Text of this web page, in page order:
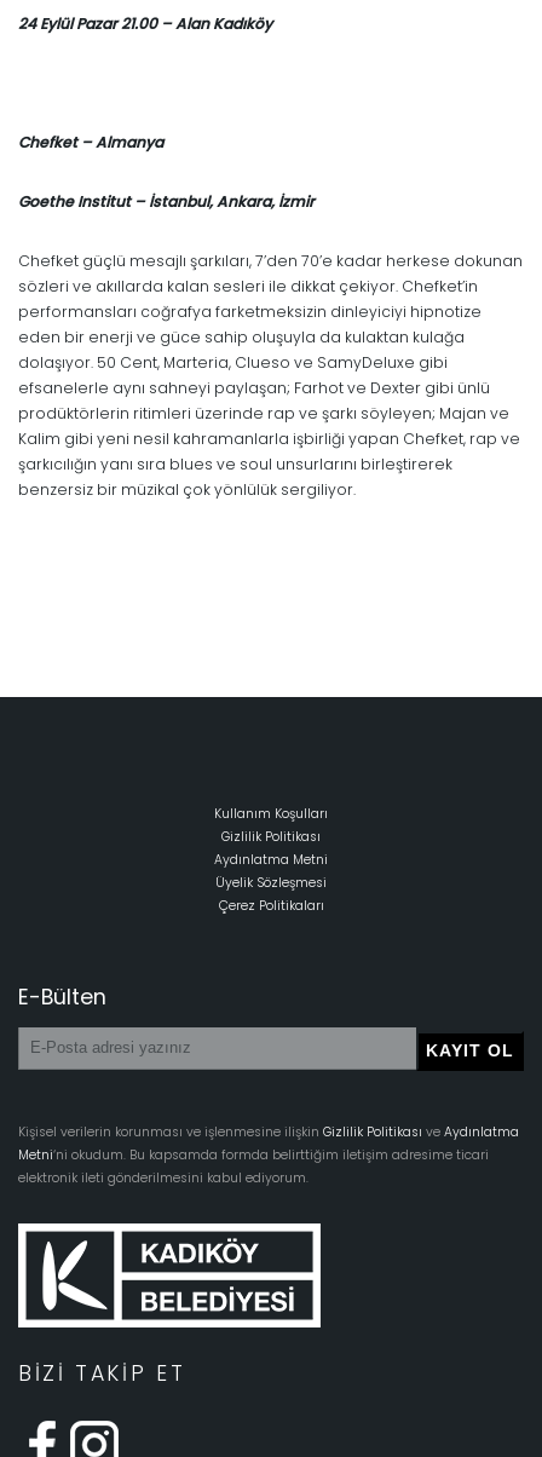
24 Eylül Pazar 21.00 – Alan Kadıköy
Chefket – Almanya
Goethe Institut – İstanbul, Ankara, İzmir
Chefket güçlü mesajlı şarkıları, 7’den 70’e kadar herkese dokunan
sözleri ve akıllarda kalan sesleri ile dikkat çekiyor. Chefket’in
performansları coğrafya farketmeksizin dinleyiciyi hipnotize
eden bir enerji ve güce sahip oluşuyla da kulaktan kulağa
dolaşıyor. 50 Cent, Marteria, Clueso ve SamyDeluxe gibi
efsanelerle aynı sahneyi paylaşan; Farhot ve Dexter gibi ünlü
prodüktörlerin ritimleri üzerinde rap ve şarkı söyleyen; Majan ve
Kalim gibi yeni nesil kahramanlarla işbirliği yapan Chefket, rap ve
şarkıcılığın yanı sıra blues ve soul unsurlarını birleştirerek
benzersiz bir müzikal çok yönlülük sergiliyor.
Kullanım Koşulları
Gizlilik Politikası
Aydınlatma Metni
Üyelik Sözleşmesi
Çerez Politikaları
E-Bülten
Kişisel verilerin korunması ve işlenmesine ilişkin Gizlilik Politikası ve Aydınlatma
Metni‘ni okudum. Bu kapsamda formda belirttiğim iletişim adresime ticari
elektronik ileti gönderilmesini kabul ediyorum.
BIZI TAKIP ET